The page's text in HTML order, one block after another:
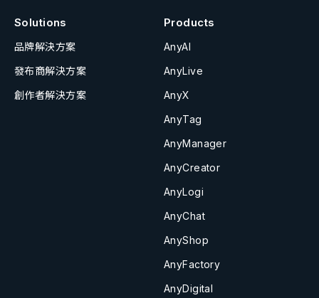
Solutions
品牌解決方案
發布商解決方案
創作者解決方案
Products
AnyAI
AnyLive
AnyX
AnyTag
AnyManager
AnyCreator
AnyLogi
AnyChat
AnyShop
AnyFactory
AnyDigital